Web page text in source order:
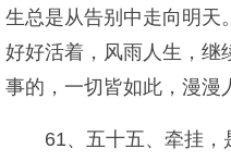
生总是从告别中走向明天
好好活着，风雨人生，继
事的，一切皆如此，漫漫
61、五十五、牵挂